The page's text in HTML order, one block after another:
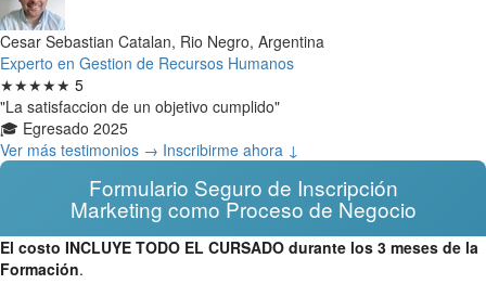
Cesar Sebastian Catalan, Rio Negro, Argentina
Experto en Gestion de Recursos Humanos
★★★★★ 5
"La satisfaccion de un objetivo cumplido"
🎓 Egresado 2025
Ver más testimonios → Inscribirme ahora ↓
Formulario Seguro de Inscripción
Marketing como Proceso de Negocio
El costo INCLUYE TODO EL CURSADO durante los 3 meses de la
Formación.